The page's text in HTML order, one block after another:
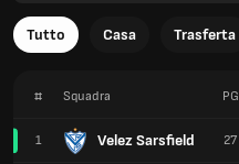
Tutto Casa Trasferta
# Squadra
1 Velez Sarsfield
PG
27